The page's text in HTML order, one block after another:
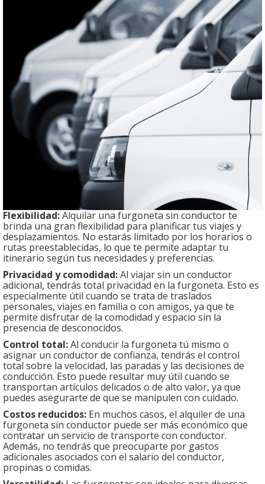
Flexibilidad:Alquilar una furgoneta sin conductor te
brinda una gran flexibilidad para planificar tus viajes y
desplazamientos. No estarás limitado por los horarios o
rutas preestablecidas, lo que te permite adaptar tu
itinerario según tus necesidades y preferencias.
Privacidad y comodidad:Al viajar sin un conductor
adicional, tendrás total privacidad en la furgoneta. Esto es
especialmente útil cuando se trata de traslados
personales, viajes en familia o con amigos, ya que te
permite disfrutar de la comodidad y espacio sin la
presencia de desconocidos.
Control total:Al conducir la furgoneta tú mismo o
asignar un conductor de confianza, tendrás el control
total sobre la velocidad, las paradas y las decisiones de
conducción. Esto puede resultar muy útil cuando se
transportan artículos delicados o de alto valor, ya que
puedes asegurarte de que se manipulen con cuidado.
Costos reducidos: En muchos casos, el alquiler de una
furgoneta sin conductor puede ser más económico que
contratar un servicio de transporte con conductor.
Además, no tendrás que preocuparte por gastos
adicionales asociados con el salario del conductor,
propinas o comidas.